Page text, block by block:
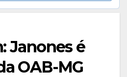
Janones é
OAB-MG